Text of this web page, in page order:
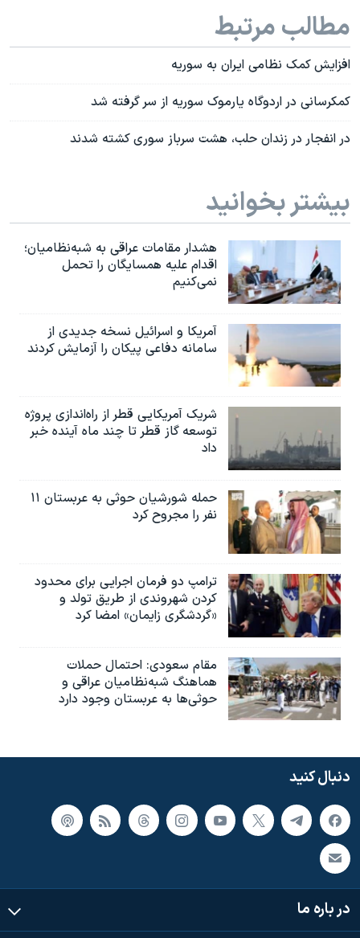
مطالب مرتبط
افزایش کمک نظامی ایران به سوریه
کمکرسانی در اردوگاه یارموک سوریه از سر گرفته شد
در انفجار در زندان حلب، هشت سرباز سوری کشته شدند
بیشتر بخوانید
هشدار مقامات عراقی به شبه‌نظامیان؛
اقدام علیه همسایگان را تحمل
نمی‌کنیم
آمریکا و اسرائیل نسخه جدیدی از
سامانه دفاعی پیکان را آزمایش کردند
شریک آمریکایی قطر از راه‌اندازی پروژه
توسعه گاز قطر تا چند ماه آینده خبر
داد
حمله شورشیان حوثی به عربستان ۱۱
نفر را مجروح کرد
ترامپ دو فرمان اجرایی برای محدود
کردن شهروندی از طریق تولد و
«گردشگری زایمان» امضا کرد
مقام سعودی: احتمال حملات
هماهنگ شبه‌نظامیان عراقی و
حوثی‌ها به عربستان وجود دارد
دنبال کنید
در باره ما